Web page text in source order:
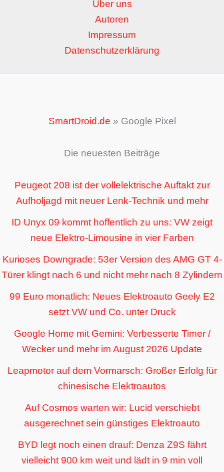
Über uns
Autoren
Impressum
Datenschutzerklärung
SmartDroid.de » Google Pixel
Die neuesten Beiträge
Peugeot 208 ist der vollelektrische Auftakt zur
Aufholjagd mit neuer Lenk-Technik und mehr
ID Unyx 09 kommt hoffentlich zu uns: VW zeigt
neue Elektro-Limousine in vier Farben
Kurioses Downgrade: 53er Version des AMG GT 4-
Türer klingt nach 6 und nicht mehr nach 8 Zylindern
99 Euro monatlich: Neues Elektroauto Geely E2
setzt VW und Co. unter Druck
Google Home mit Gemini: Verbesserte Timer /
Wecker und mehr im August 2026 Update
Leapmotor auf dem Vormarsch: Großer Erfolg für
chinesische Elektroautos
Auf Cosmos warten wir: Lucid verschiebt
ausgerechnet sein günstiges Elektroauto
BYD legt noch einen drauf: Denza Z9S fährt
vielleicht 900 km weit und lädt in 9 min voll